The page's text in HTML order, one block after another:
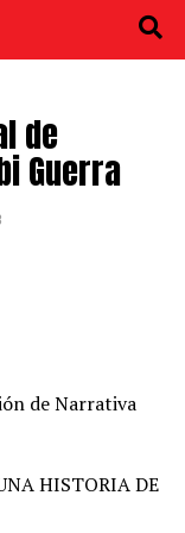
de
Guerra
de Narrativa
HISTORIA DE